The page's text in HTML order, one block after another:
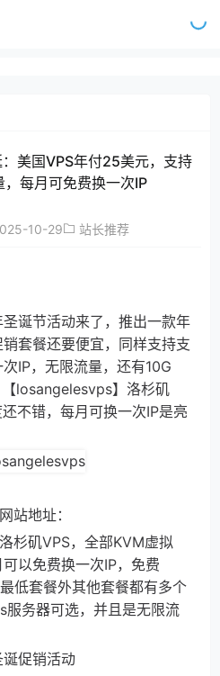
美国VPS年付25美元，支持
每月可免费换一次IP
10-29 站长推荐
诞节活动来了，推出一款年
套餐还要便宜，同样支持支
IP，无限流量，还有10G
losangelesvps】洛杉矶
不错，每月可换一次IP是亮
地址：
杉矶VPS，全部KVM虚拟
以免费换一次IP，免费
低套餐外其他套餐都有多个
务器可选，并且是无限流
促销活动